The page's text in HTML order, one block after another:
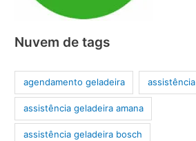
Nuvem de tags
agendamento geladeira assistência
assistência geladeira amana
assistência geladeira bosch